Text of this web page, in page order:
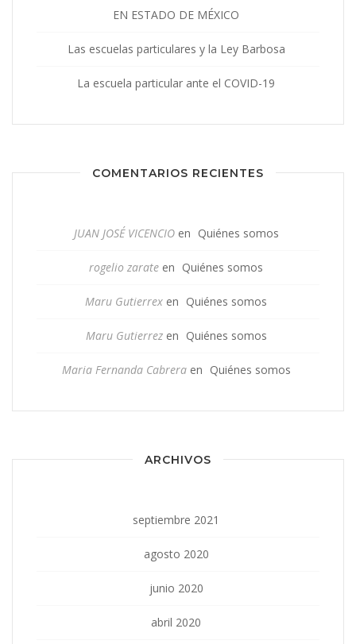
EN ESTADO DE MÉXICO
Las escuelas particulares y la Ley Barbosa
La escuela particular ante el COVID-19
COMENTARIOS RECIENTES
JUAN JOSÉ VICENCIOen Quiénes somos
rogelio zarate en Quiénes somos
Maru Gutierrex en Quiénes somos
Maru Gutierrezen Quiénes somos
Maria Fernanda Cabreraen Quiénes somos
ARCHIVOS
septiembre 2021
agosto 2020
junio 2020
abril 2020